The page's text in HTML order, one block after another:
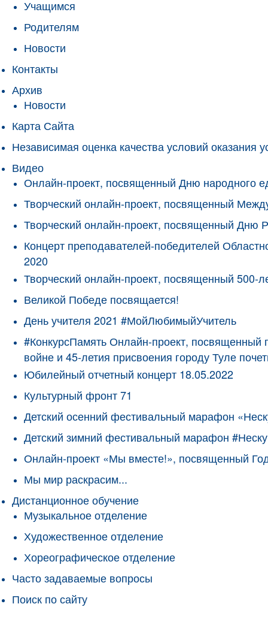
Учащимся
Родителям
Новости
Контакты
Архив
Новости
Карта Сайта
Независимая оценка качества условий оказания
Видео
Онлайн-проект, посвященный Дню народного
Творческий онлайн-проект, посвященный
Творческий онлайн-проект, посвященный Дню
Концерт преподавателей-победителей
2020
Творческий онлайн-проект, посвященный 500-
Великой Победе посвящается!
День учителя 2021 #МойЛюбимыйУчитель
#КонкурсПамять Онлайн-проект,
войне и 45-летия присвоения городу Туле
Юбилейный отчетный концерт 18.05.2022
Культурный фронт 71
Детский осенний фестивальный марафон
Детский зимний фестивальный марафон
Онлайн-проект «Мы вместе!», посвященный
Мы мир раскрасим...
Дистанционное обучение
Музыкальное отделение
Художественное отделение
Хореографическое отделение
Часто задаваемые вопросы
Поиск по сайту